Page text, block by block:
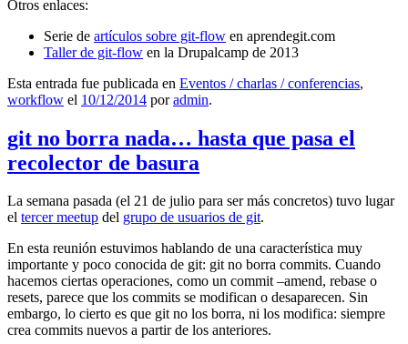
Otros enlaces:
Serie de artículos sobre git-flow en aprendegit.com
Taller de git-flow en la Drupalcamp de 2013
Esta entrada fue publicada en Eventos / charlas / conferencias,
workflow el 10/12/2014 poradmin.
git no borra nada… hasta que pasa el
recolector de basura
La semana pasada (el 21 de julio para ser más concretos) tuvo lugar
el tercer meetup del grupo de usuarios de git.
En esta reunión estuvimos hablando de una característica muy
importante y poco conocida de git: git no borra commits. Cuando
hacemos ciertas operaciones, como un commit –amend, rebase o
resets, parece que los commits se modifican o desaparecen. Sin
embargo, lo cierto es que git no los borra, ni los modifica: siempre
crea commits nuevos a partir de los anteriores.